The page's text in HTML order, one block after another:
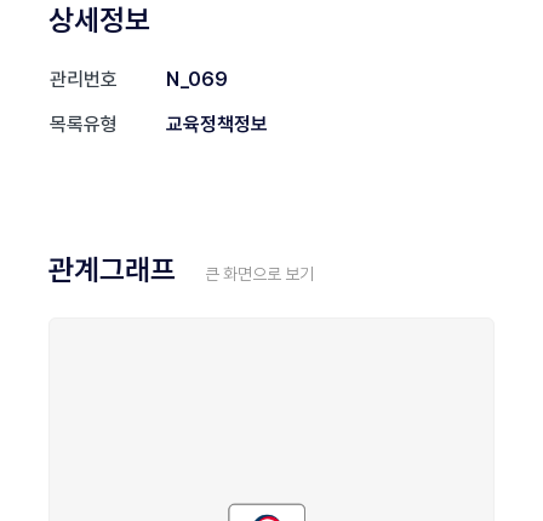
상세정보
관리번호
N_069
목록유형
교육정책정보
관계그래프 큰 화면으로 보기